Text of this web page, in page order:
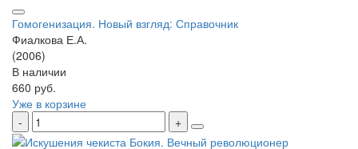
Гомогенизация. Новый взгляд: Справочник
Фиалкова Е.А.
(2006)
В наличии
660 руб.
Уже в корзине